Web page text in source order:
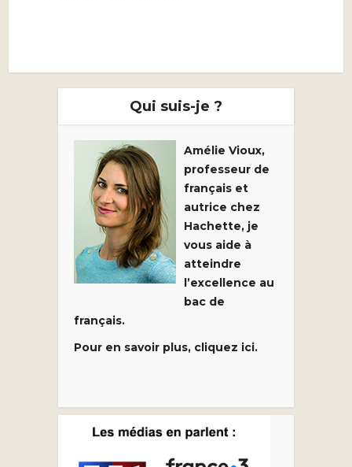
Qui suis-je ?
Amélie Vioux,
professeur de
français et
autrice chez
Hachette, je
vous aide à
atteindre
l’excellence au
bac de
français.
Pour en savoir plus, cliquez ici.